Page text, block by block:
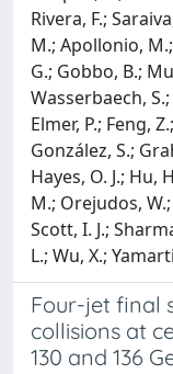
Rivera, F.;
M.; Apollonio,
G.; Gobbo, B.;
Wasserbaech,
Elmer, P.; Feng,
González, S.;
Hayes, O. J.; Hu,
M.; Orejudos,
Scott, I. J.;
L.; Wu, X.;
Four-jet final
collisions at
130 and 136